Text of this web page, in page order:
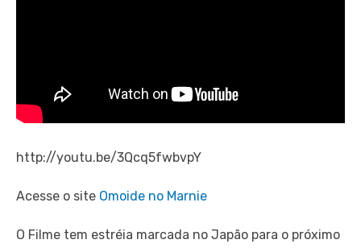
http://youtu.be/3Qcq5fwbvpY
Acesse o site Omoide no Marnie
O Filme tem estréia marcada no Japão para o próximo